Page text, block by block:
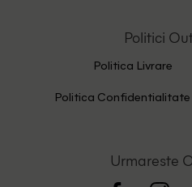
Politici
Politica Livrare
Politica Confidentialitate
Urmareste